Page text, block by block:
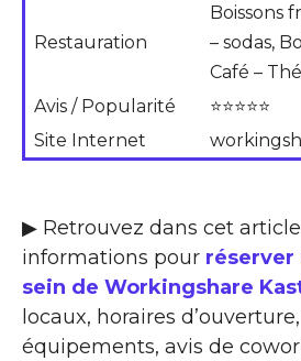
Restauration
Boissons
– sodas,
Café –
Avis / Popularité
⭐⭐⭐⭐⭐
Site Internet
▶ Retrouvez dans cet
informations pour réserver
sein de Workingshare
locaux, horaires
équipements, avis de